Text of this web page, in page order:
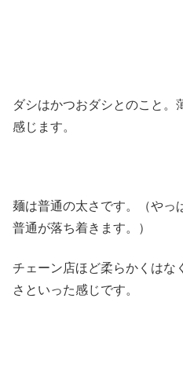
ダシはかつおダシとのこと。
感じます。
麺は普通の太さです。（やっ
普通が落ち着きます。）
チェーン店ほど柔らかくはな
さといった感じです。